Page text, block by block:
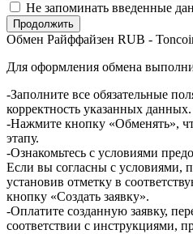
Не запоминать введенные
Обмен Райффайзен RUB -
Для оформления обмена
-Заполните все обязательные
корректность указанных данных.
-Нажмите кнопку «Обменять»,
этапу.
-Ознакомьтесь с условиями
Если вы согласны с условиями,
установив отметку в
кнопку «Создать заявку».
-Оплатите созданную заявку,
соответствии с инструкциями,